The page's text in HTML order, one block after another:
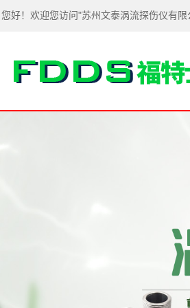
您好！欢迎您访问"苏州文泰涡流探伤仪有限